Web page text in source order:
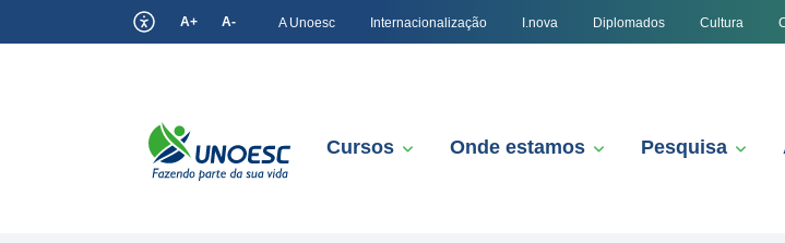
A+ A- A Unoesc Internacionalização I.nova Diplomados Cultura
Cursos Onde estamos Pesquisa